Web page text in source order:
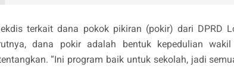
terkait dana pokok pikiran (pokir) dari DPRD
dana pokir adalah bentuk kepedulian
“Ini program baik untuk sekolah, jadi